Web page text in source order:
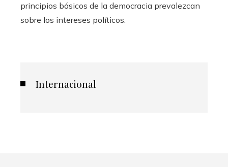
principios básicos de la democracia prevalezcan
sobre los intereses políticos.
Internacional